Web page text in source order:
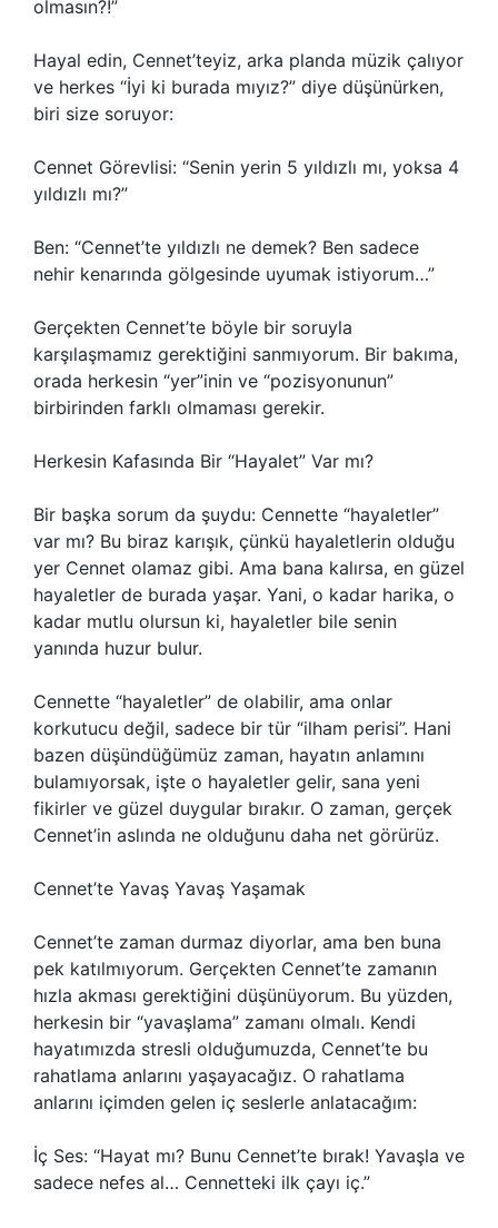
olmasın?!”
Hayal edin, Cennet’teyiz, arka planda müzik çalıyor
ve herkes “İyi ki burada mıyız?” diye düşünürken,
biri size soruyor:
Cennet Görevlisi: “Senin yerin 5 yıldızlı mı, yoksa 4
yıldızlı mı?”
Ben: “Cennet’te yıldızlı ne demek? Ben sadece
nehir kenarında gölgesinde uyumak istiyorum…”
Gerçekten Cennet’te böyle bir soruyla
karşılaşmamız gerektiğini sanmıyorum. Bir bakıma,
orada herkesin “yer”inin ve “pozisyonunun”
birbirinden farklı olmaması gerekir.
Herkesin Kafasında Bir “Hayalet” Var mı?
Bir başka sorum da şuydu: Cennette “hayaletler”
var mı? Bu biraz karışık, çünkü hayaletlerin olduğu
yer Cennet olamaz gibi. Ama bana kalırsa, en güzel
hayaletler de burada yaşar. Yani, o kadar harika, o
kadar mutlu olursun ki, hayaletler bile senin
yanında huzur bulur.
Cennette “hayaletler” de olabilir, ama onlar
korkutucu değil, sadece bir tür “ilham perisi”. Hani
bazen düşündüğümüz zaman, hayatın anlamını
bulamıyorsak, işte o hayaletler gelir, sana yeni
fikirler ve güzel duygular bırakır. O zaman, gerçek
Cennet’in aslında ne olduğunu daha net görürüz.
Cennet’te Yavaş Yavaş Yaşamak
Cennet’te zaman durmaz diyorlar, ama ben buna
pek katılmıyorum. Gerçekten Cennet’te zamanın
hızla akması gerektiğini düşünüyorum. Bu yüzden,
herkesin bir “yavaşlama” zamanı olmalı. Kendi
hayatımızda stresli olduğumuzda, Cennet’te bu
rahatlama anlarını yaşayacağız. O rahatlama
anlarını içimden gelen iç seslerle anlatacağım:
İç Ses: “Hayat mı? Bunu Cennet’te bırak! Yavaşla ve
sadece nefes al… Cennetteki ilk çayı iç.”